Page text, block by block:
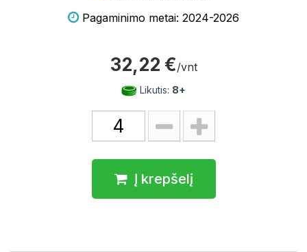
Pagaminimo metai: 2024-2026
32,22 €/vnt
Likutis: 8+
Į krepšelį